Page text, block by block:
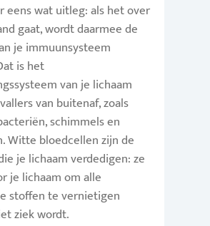
eens wat uitleg: als het over
gaat, wordt daarmee de
je immuunsysteem
is het
van je lichaam
van buitenaf, zoals
schimmels en
Witte bloedcellen zijn de
die je lichaam verdedigen: ze
je lichaam om alle
stoffen te vernietigen
ziek wordt.